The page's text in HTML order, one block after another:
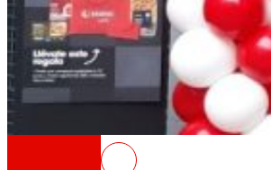
Compromisos
Compromisos